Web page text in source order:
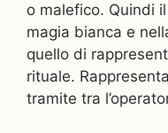
o malefico. Quindi
magia bianca e
quello di
rituale.
tramite tra